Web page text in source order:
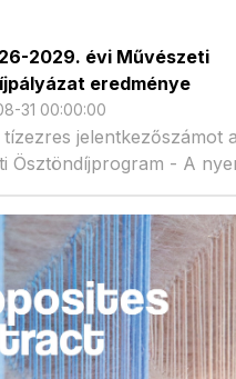
2029. évi Művészeti
eredménye
31 00:00:00
jelentkezőszámot
Ösztöndíjprogram - A
pályázók névsora